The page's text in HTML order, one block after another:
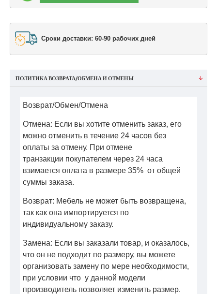
Сроки доставки: 60-90 рабочих дней
ПОЛИТИКА ВОЗВРАТА/ОБМЕНА И ОТМЕНЫ
Возврат/Обмен/Отмена
Отмена: Если вы хотите отменить заказ, его
можно отменить в течение 24 часов без
оплаты за отмену. При отмене
транзакции покупателем через 24 часа
взимается оплата в размере 35% от общей
суммы заказа.
Возврат: Мебель не может быть возвращена,
так как она импортируется по
индивидуальному заказу.
Замена: Если вы заказали товар, и оказалось,
что он не подходит по размеру, вы можете
организовать замену по мере необходимости,
при условии что у данной модели
производитель позволяет изменить размер.